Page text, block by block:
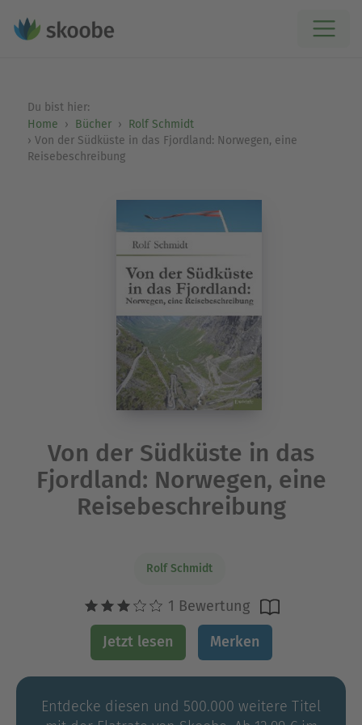
Du bist hier:
Home
Bücher
Rolf Schmidt
Von der Südküste in das Fjordland: Norwegen, eine
Reisebeschreibung
Von der Südküste in das
Fjordland: Norwegen, eine
Reisebeschreibung
Rolf Schmidt
1 Bewertung
Jetzt lesen Merken
Entdecke diesen und 500.000 weitere Titel